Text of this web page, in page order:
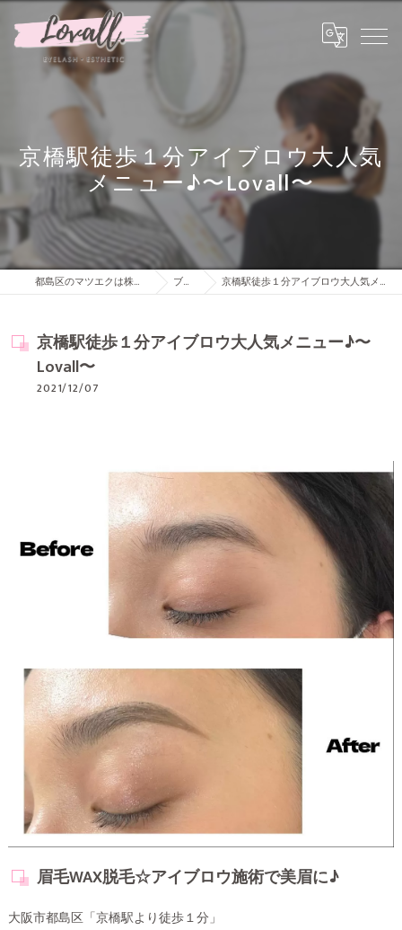
京橋駅徒歩１分アイブロウ大人気
メニュー♪〜Lovall〜
都島区のマツエクは株式会社Lovall ブログ 京橋駅徒歩１分アイブロウ大人気メニュー♪〜Lovall〜
京橋駅徒歩１分アイブロウ大人気メニュー♪〜
Lovall〜
2021/12/07
眉毛WAX脱毛☆アイブロウ施術で美眉に♪
大阪市都島区「京橋駅より徒歩１分」